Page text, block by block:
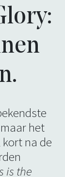
het
na de
is the